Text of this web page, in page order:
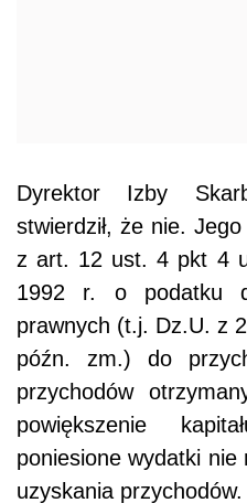
Dyrektor Izby
stwierdził, że nie.
z art. 12 ust. 4 pkt 4
1992 r. o podatku
prawnych (t.j. Dz.U. z
późn. zm.) do
przychodów
powiększenie
poniesione wydatki
uzyskania przychodów.